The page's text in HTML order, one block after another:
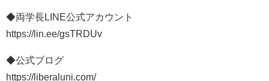
◆両学長LINE公式アカウント
https://lin.ee/gsTRDUv
◆公式ブログ
https://liberaluni.com/